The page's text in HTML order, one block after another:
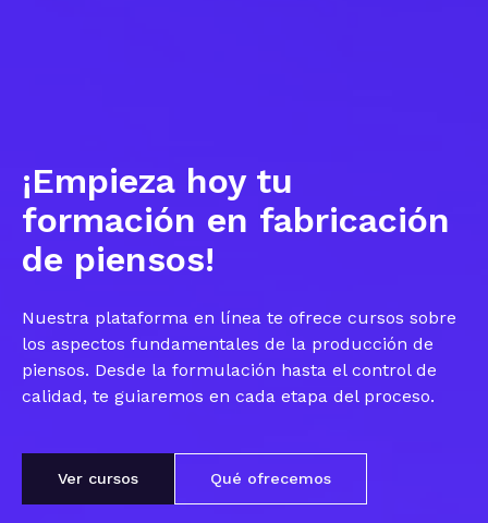
¡Empieza hoy tu
formación en fabricación
de piensos!
Nuestra plataforma en línea te ofrece cursos sobre
los aspectos fundamentales de la producción de
piensos. Desde la formulación hasta el control de
calidad, te guiaremos en cada etapa del proceso.
Ver cursos Qué ofrecemos